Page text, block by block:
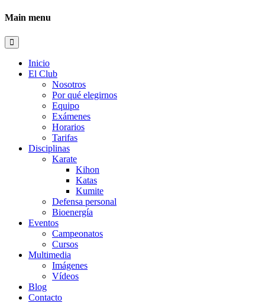
Main menu
Inicio
El Club
Nosotros
Por qué elegirnos
Equipo
Exámenes
Horarios
Tarifas
Disciplinas
Karate
Kihon
Katas
Kumite
Defensa personal
Bioenergía
Eventos
Campeonatos
Cursos
Multimedia
Imágenes
Vídeos
Blog
Contacto